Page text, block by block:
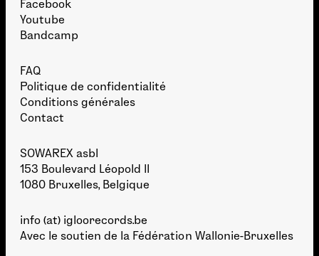
Facebook
Youtube
Bandcamp
FAQ
Politique de confidentialité
Conditions générales
Contact
SOWAREX asbl
153 Boulevard Léopold II
1080 Bruxelles, Belgique
info (at) igloorecords.be
Avec le soutien de la Fédération Wallonie-Bruxelles